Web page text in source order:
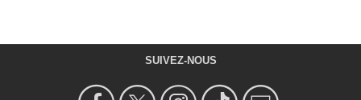
SUIVEZ-NOUS